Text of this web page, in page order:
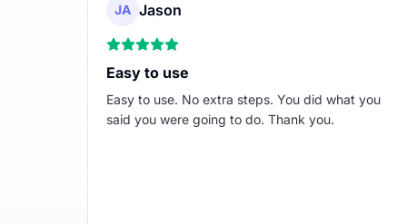
JA Jason
Easy to use
Easy to use. No extra steps. You did what you
said you were going to do. Thank you.